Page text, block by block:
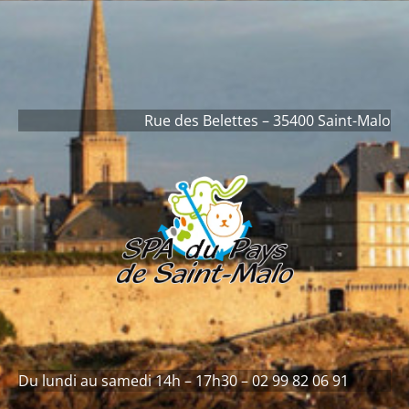
Rue des Belettes – 35400 Saint-Malo
Du lundi au samedi 14h – 17h30 – 02 99 82 06 91